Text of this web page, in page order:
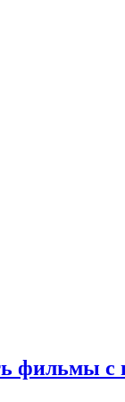
фильмы с